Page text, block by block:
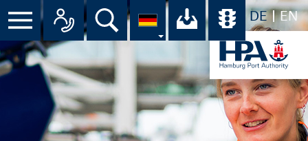
DE EN
Menü Alle Ansprechpartner im
Suche Ihr Download-